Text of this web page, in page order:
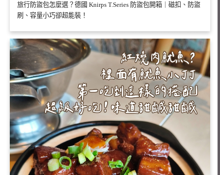
旅行防盜包怎麼選？德國 Knirps T.Series 防盜包開箱｜磁扣、防盜
刷、容量小巧卻超能裝！